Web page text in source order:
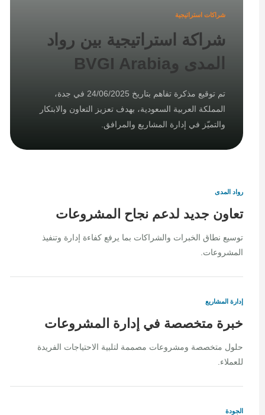
شراكات استراتيجية
شراكة استراتيجية بين رواد
المدى وBVGI Arabia
تم توقيع مذكرة تفاهم بتاريخ 24/06/2025 في جدة،
المملكة العربية السعودية، بهدف تعزيز التعاون والابتكار
والتميّز في إدارة المشاريع والمرافق.
رواد المدى
تعاون جديد لدعم نجاح المشروعات
توسيع نطاق الخبرات والشراكات بما يرفع كفاءة إدارة وتنفيذ
المشروعات.
إدارة المشاريع
خبرة متخصصة في إدارة المشروعات
حلول متخصصة ومشروعات مصممة لتلبية الاحتياجات الفريدة
للعملاء.
الجودة